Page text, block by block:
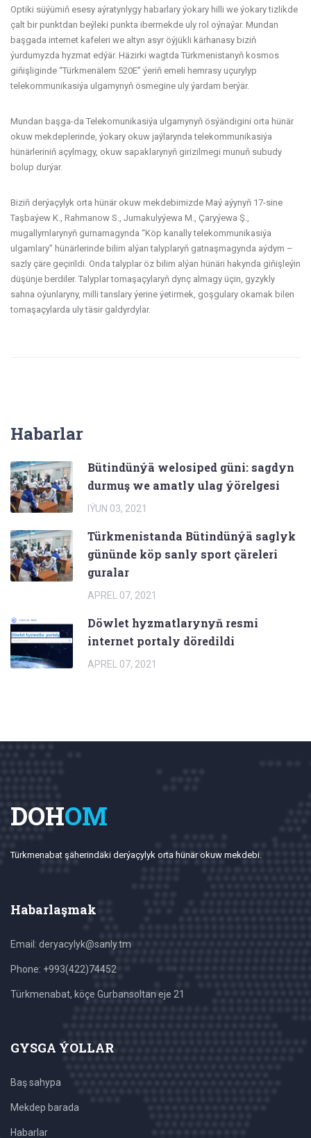
Optiki süýümiň esesy aýratynlygy habarlary ýokary hilli we ýokary tizlikde
çalt bir punktdan beýleki punkta ibermekde uly rol oýnaýar. Mundan
başgada internet kafeleri we altyn asyr öýjükli kärhanasy biziň
ýurdumyzda hyzmat edýär. Häzirki wagtda Türkmenistanyň kosmos
giňişliginde “Türkmenälem 520E” ýeriň emeli hemrasy uçurylyp
telekommunikasiýa ulgamynyň ösmegine uly ýardam berýär.
Mundan başga-da Telekomunikasiýa ulgamynyň ösýändigini orta hünär
okuw mekdeplerinde, ýokary okuw jaýlarynda telekommunikasiýa
hünärleriniň açylmagy, okuw sapaklarynyň girizilmegi munuň subudy
bolup durýar.
Biziň derýaçylyk orta hünär okuw mekdebimizde Maý aýynyň 17-sine
Taşbaýew K., Rahmanow S., Jumakulyýewa M., Çaryýewa Ş.,
mugallymlarynyň gurnamagynda “Köp kanally telekommunikasiýa
ulgamlary” hünärlerinde bilim alýan talyplaryň gatnaşmagynda aýdym –
sazly çäre geçirildi. Onda talyplar öz bilim alýan hünäri hakynda giňişleýin
düşünje berdiler. Talyplar tomaşaçylaryň dynç almagy üçin, gyzykly
sahna oýunlaryny, milli tanslary ýerine ýetirmek, goşgulary okamak bilen
tomaşaçylarda uly täsir galdyrdylar.
Habarlar
Bütindünýä welosiped güni: sagdyn
durmuş we amatly ulag ýörelgesi
IÝUN 03, 2021
Türkmenistanda Bütindünýä saglyk
gününde köp sanly sport çäreleri
guralar
APREL 07, 2021
Döwlet hyzmatlarynyň resmi
internet portaly döredildi
APREL 07, 2021
DOHOM
Türkmenabat şäherindäki derýaçylyk orta hünär okuw mekdebi.
Habarlaşmak
Email: deryacylyk@sanly.tm
Phone: +993(422)74452
Türkmenabat, köçe Gurbansoltan eje 21
GYSGA ÝOLLAR
Baş sahypa
Mekdep barada
Habarlar